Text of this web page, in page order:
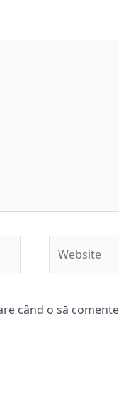
când o să